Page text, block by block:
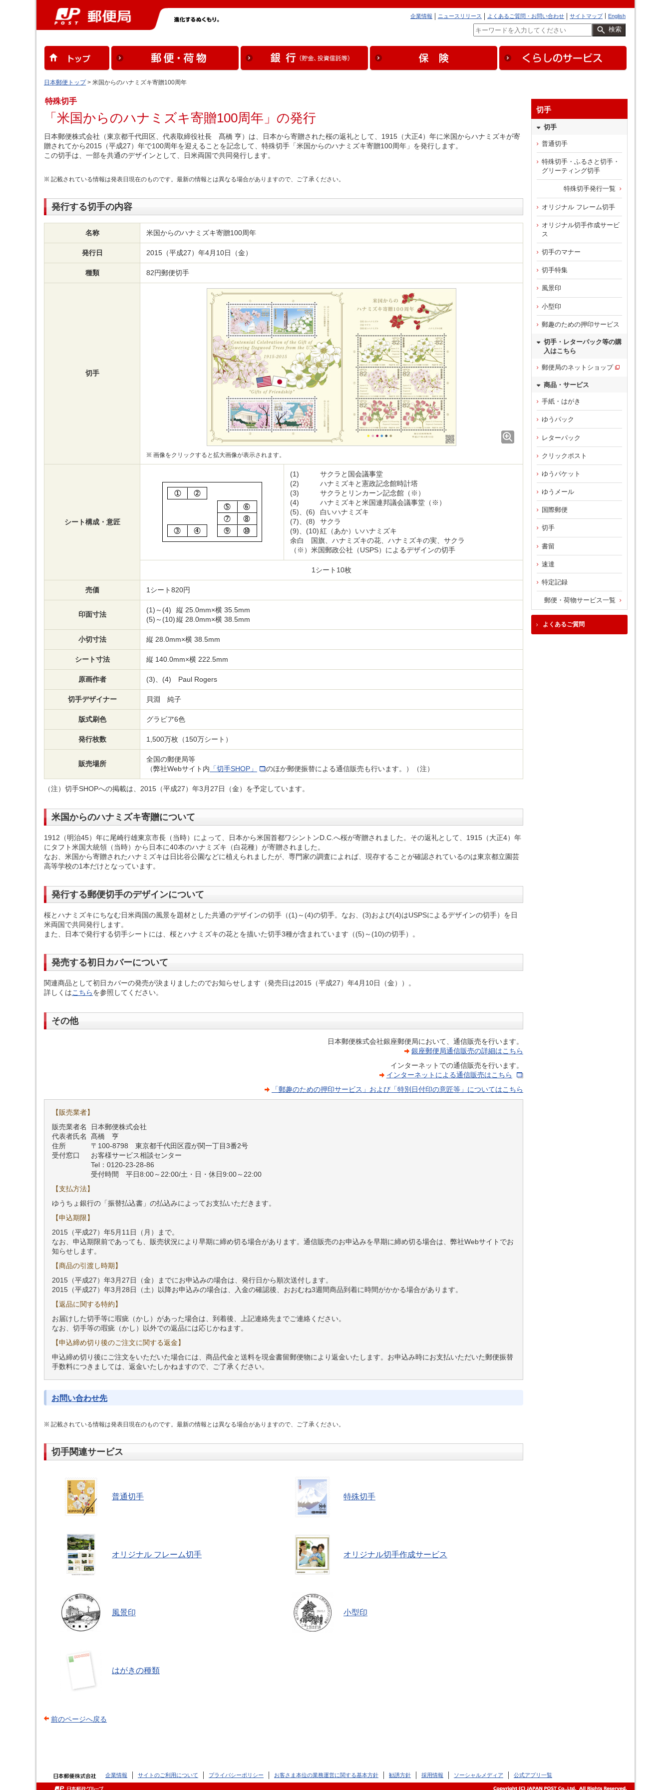
English
サイトマップ
よくあるご質問・お問い合わせ
ニュースリリース
企業情報
検索
日本郵便トップ> 米国からのハナミズキ寄贈100周年
特殊切手
「米国からのハナミズキ寄贈100周年」の発行
日本郵便株式会社（東京都千代田区、代表取締役社長 髙橋 亨）は、日本から寄贈された桜の返礼として、1915（大正4）年に米国からハナミズキが寄
贈されてから2015（平成27）年で100周年を迎えることを記念して、特殊切手「米国からのハナミズキ寄贈100周年」を発行します。
この切手は、一部を共通のデザインとして、日米両国で共同発行します。
記載されている情報は発表日現在のものです。最新の情報とは異なる場合がありますので、ご了承ください。
発行する切手の内容
名称 米国からのハナミズキ寄贈100周年
発行日 2015（平成27）年4月10日（金）
種類 82円郵便切手
切手
画像をクリックすると拡大画像が表示されます。
シート構成・意匠
(1)
サクラと国会議事堂
(2)
ハナミズキと憲政記念館時計塔
(3)
サクラとリンカーン記念館（※）
(4)
ハナミズキと米国連邦議会議事堂（※）
(5)、(6)
白いハナミズキ
(7)、(8)
サクラ
(9)、(10)紅（あか）いハナミズキ
余白 国旗、ハナミズキの花、ハナミズキの実、サクラ
（※）米国郵政公社（USPS）によるデザインの切手
1シート10枚
売価 1シート820円
印面寸法
(1)～(4)
縦 25.0mm×横 35.5mm
(5)～(10)縦 28.0mm×横 38.5mm
小切寸法 縦 28.0mm×横 38.5mm
シート寸法 縦 140.0mm×横 222.5mm
原画作者 (3)、(4) Paul Rogers
切手デザイナー 貝淵 純子
版式刷色 グラビア6色
発行枚数 1,500万枚（150万シート）
販売場所
全国の郵便局等
（弊社Webサイト内 「切手SHOP」 のほか郵便振替による通信販売も行います。）（注）
（注）切手SHOPへの掲載は、2015（平成27）年3月27日（金）を予定しています。
米国からのハナミズキ寄贈について
1912（明治45）年に尾崎行雄東京市長（当時）によって、日本から米国首都ワシントンD.C.へ桜が寄贈されました。その返礼として、1915（大正4）年
にタフト米国大統領（当時）から日本に40本のハナミズキ（白花種）が寄贈されました。
なお、米国から寄贈されたハナミズキは日比谷公園などに植えられましたが、専門家の調査によれば、現存することが確認されているのは東京都立園芸
高等学校の1本だけとなっています。
発行する郵便切手のデザインについて
桜とハナミズキにちなむ日米両国の風景を題材とした共通のデザインの切手（(1)～(4)の切手。なお、(3)および(4)はUSPSによるデザインの切手）を日
米両国で共同発行します。
また、日本で発行する切手シートには、桜とハナミズキの花とを描いた切手3種が含まれています（(5)～(10)の切手）。
発売する初日カバーについて
関連商品として初日カバーの発売が決まりましたのでお知らせします（発売日は2015（平成27）年4月10日（金））。
詳しくはこちらを参照してください。
その他
日本郵便株式会社銀座郵便局において、通信販売を行います。
銀座郵便局通信販売の詳細はこちら
インターネットでの通信販売を行います。
インターネットによる通信販売はこちら
「郵趣のための押印サービス」および「特別日付印の意匠等」についてはこちら
【販売業者】
販売業者名
日本郵便株式会社
代表者氏名 髙橋 亨
住所
〒100-8798 東京都千代田区霞が関一丁目3番2号
受付窓口
お客様サービス相談センター
Tel：0120-23-28-86
受付時間 平日8:00～22:00/土・日・休日9:00～22:00
【支払方法】
ゆうちょ銀行の「振替払込書」の払込みによってお支払いただきます。
【申込期限】
2015（平成27）年5月11日（月）まで。
なお、申込期限前であっても、販売状況により早期に締め切る場合があります。通信販売のお申込みを早期に締め切る場合は、弊社Webサイトでお
知らせします。
【商品の引渡し時期】
2015（平成27）年3月27日（金）までにお申込みの場合は、発行日から順次送付します。
2015（平成27）年3月28日（土）以降お申込みの場合は、入金の確認後、おおむね3週間商品到着に時間がかかる場合があります。
【返品に関する特約】
お届けした切手等に瑕疵（かし）があった場合は、到着後、上記連絡先までご連絡ください。
なお、切手等の瑕疵（かし）以外での返品には応じかねます。
【申込締め切り後のご注文に関する返金】
申込締め切り後にご注文をいただいた場合には、商品代金と送料を現金書留郵便物により返金いたします。お申込み時にお支払いただいた郵便振替
手数料につきましては、返金いたしかねますので、ご了承ください。
お問い合わせ先
記載されている情報は発表日現在のものです。最新の情報とは異なる場合がありますので、ご了承ください。
切手関連サービス
普通切手 特殊切手
オリジナル フレーム切手 オリジナル切手作成サービス
風景印 小型印
はがきの種類
前のページへ戻る
切手
切手
普通切手
特殊切手・ふるさと切手・
グリーティング切手
特殊切手発行一覧
オリジナル フレーム切手
オリジナル切手作成サービ
ス
切手のマナー
切手特集
風景印
小型印
郵趣のための押印サービス
切手・レターパック等の購
入はこちら
郵便局のネットショップ
商品・サービス
手紙・はがき
ゆうパック
レターパック
クリックポスト
ゆうパケット
ゆうメール
国際郵便
切手
書留
速達
特定記録
郵便・荷物サービス一覧
よくあるご質問
企業情報 サイトのご利用について プライバシーポリシー お客さま本位の業務運営に関する基本方針 勧誘方針 採用情報 ソーシャルメディア 公式アプリ一覧